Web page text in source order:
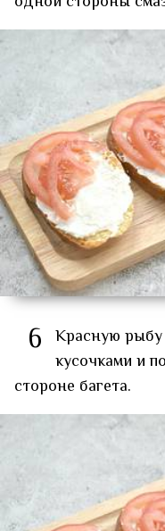
6 Красную
кусочками и
стороне багета.